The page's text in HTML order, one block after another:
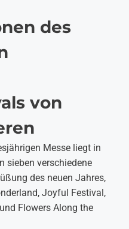
des
von
Messe liegt in
sieben verschiedene
des neuen Jahres,
Joyful Festival,
Flowers Along the